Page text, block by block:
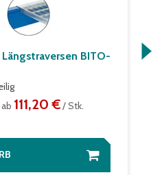
BITO-
ab 111,20 €/ Stk.